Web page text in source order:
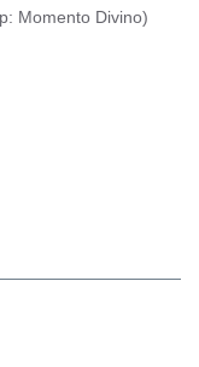
Momento Divino)